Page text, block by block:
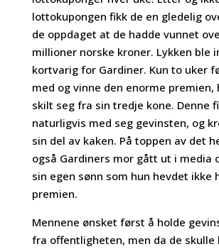
lottokupongen fikk de en gledelig
de oppdaget at de hadde vunnet
millioner norske kroner. Lykken ble
kortvarig for Gardiner. Kun to uker
med og vinne den enorme premien,
skilt seg fra sin tredje kone. Denne
naturligvis med seg gevinsten, og
sin del av kaken. På toppen av det
også Gardiners mor gått ut i media
sin egen sønn som hun hevdet ikke
premien.
Mennene ønsket først å holde
fra offentligheten, men da de skulle